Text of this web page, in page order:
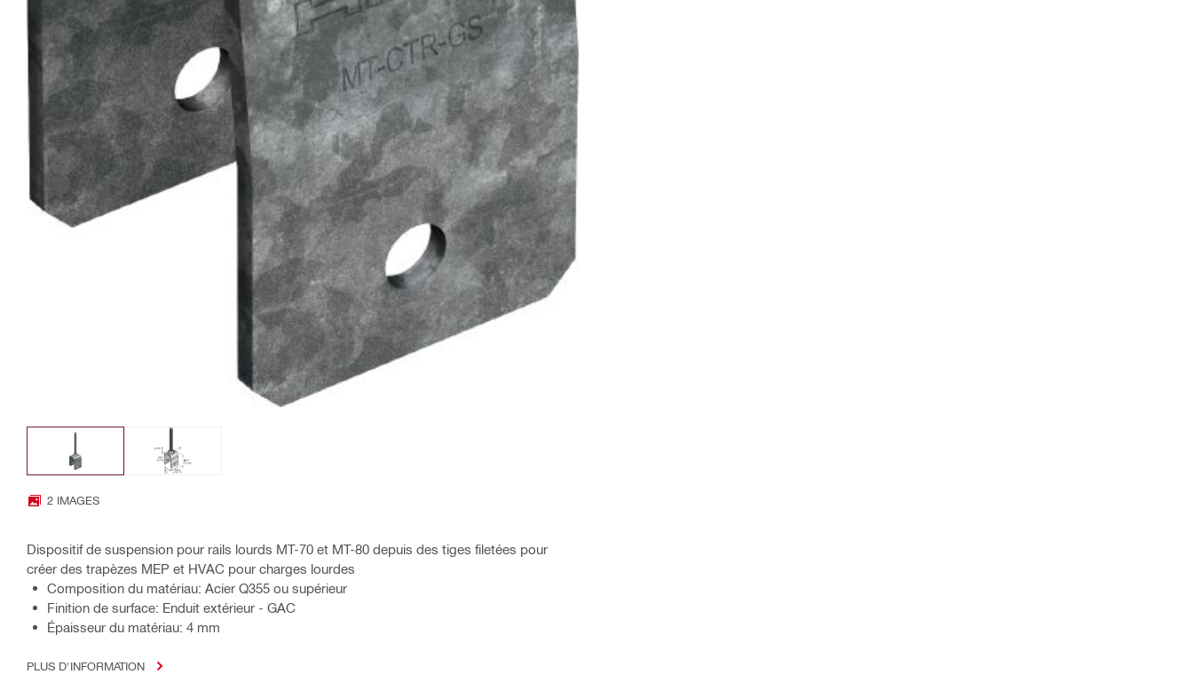
2 IMAGES
Dispositif de suspension pour rails lourds MT-70 et MT-80 depuis des tiges filetées pour
créer des trapèzes MEP et HVAC pour charges lourdes
Composition du matériau: Acier Q355 ou supérieur
Finition de surface: Enduit extérieur - GAC
Épaisseur du matériau: 4 mm
PLUS D'INFORMATION